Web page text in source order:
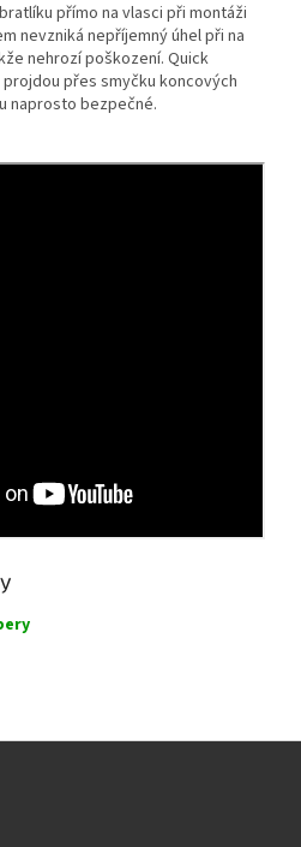
přímo na vlasci při montáži
nevzniká nepříjemný úhel při na
nehrozí poškození. Quick
projdou přes smyčku koncových
naprosto bezpečné.